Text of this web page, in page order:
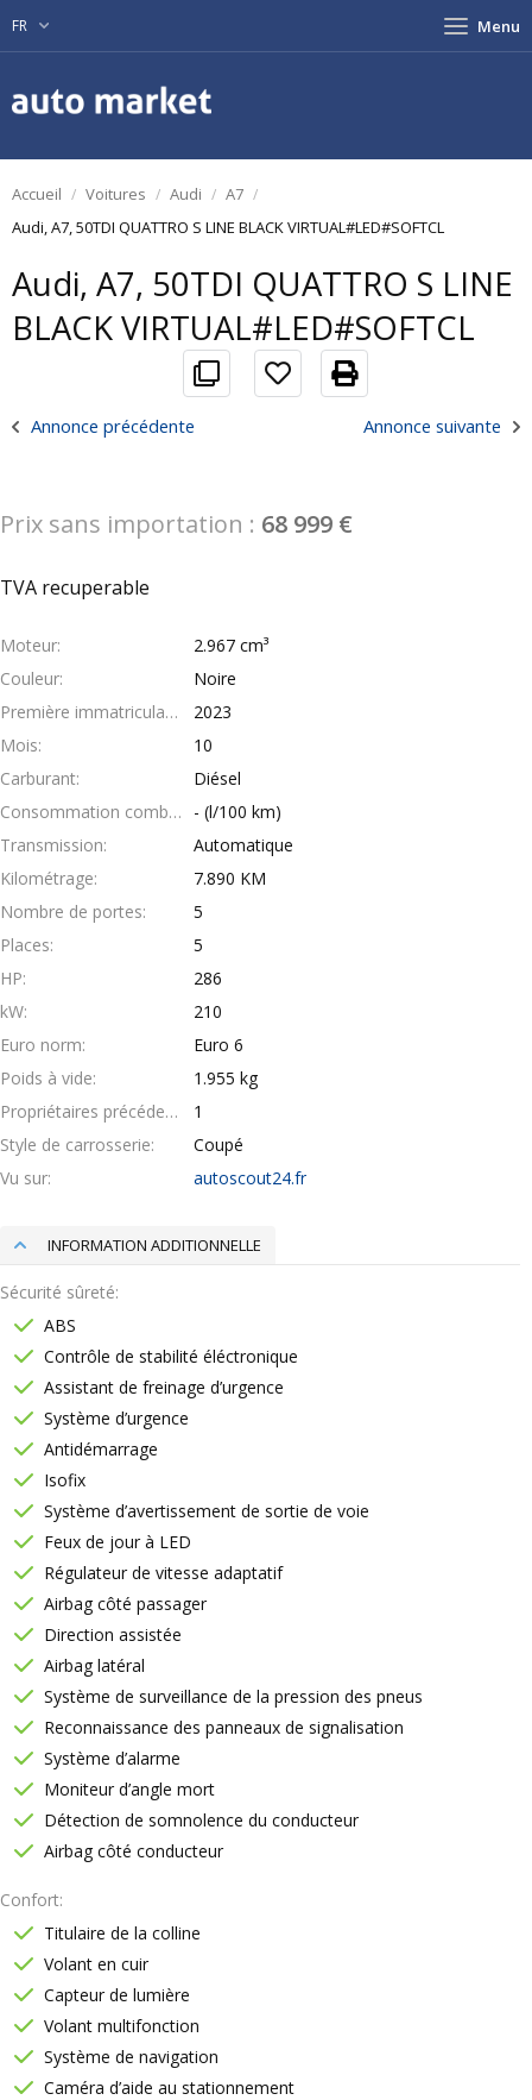
FR Menu
Accueil Voitures Audi
A7
Audi, A7, 50TDI QUATTRO S LINE BLACK VIRTUAL#LED#SOFTCL
Audi, A7, 50TDI QUATTRO S LINE
BLACK VIRTUAL#LED#SOFTCL
Annonce précédente Annonce suivante
Prix sans importation : 68 999 €
TVA recuperable
Moteur
2.967 cm³
Couleur
Noire
Première immatriculation
2023
Mois
10
Carburant
Diésel
Consommation combinée
- (l/100 km)
Transmission
Automatique
Kilométrage
7.890 KM
Nombre de portes
5
Places
5
HP
286
kW
210
Euro norm
Euro 6
Poids à vide
1.955 kg
Propriétaires précédents
1
Style de carrosserie
Coupé
Vu sur
autoscout24.fr
INFORMATION ADDITIONNELLE
Sécurité sûreté
ABS
Contrôle de stabilité éléctronique
Assistant de freinage d’urgence
Système d’urgence
Antidémarrage
Isofix
Système d’avertissement de sortie de voie
Feux de jour à LED
Régulateur de vitesse adaptatif
Airbag côté passager
Direction assistée
Airbag latéral
Système de surveillance de la pression des pneus
Reconnaissance des panneaux de signalisation
Système d’alarme
Moniteur d’angle mort
Détection de somnolence du conducteur
Airbag côté conducteur
Confort
Titulaire de la colline
Volant en cuir
Capteur de lumière
Volant multifonction
Système de navigation
Caméra d’aide au stationnement